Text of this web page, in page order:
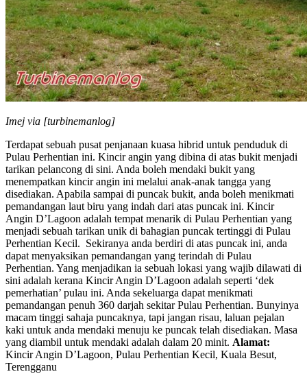
Imej via [turbinemanlog]
Terdapat sebuah pusat penjanaan kuasa hibrid untuk penduduk di
Pulau Perhentian ini. Kincir angin yang dibina di atas bukit menjadi
tarikan pelancong di sini. Anda boleh mendaki bukit yang
menempatkan kincir angin ini melalui anak-anak tangga yang
disediakan. Apabila sampai di puncak bukit, anda boleh menikmati
pemandangan laut biru yang indah dari atas puncak ini. Kincir
Angin D’Lagoon adalah tempat menarik di Pulau Perhentian yang
menjadi sebuah tarikan unik di bahagian puncak tertinggi di Pulau
Perhentian Kecil. Sekiranya anda berdiri di atas puncak ini, anda
dapat menyaksikan pemandangan yang terindah di Pulau
Perhentian. Yang menjadikan ia sebuah lokasi yang wajib dilawati di
sini adalah kerana Kincir Angin D’Lagoon adalah seperti ‘dek
pemerhatian’ pulau ini. Anda sekeluarga dapat menikmati
pemandangan penuh 360 darjah sekitar Pulau Perhentian. Bunyinya
macam tinggi sahaja puncaknya, tapi jangan risau, laluan pejalan
kaki untuk anda mendaki menuju ke puncak telah disediakan. Masa
yang diambil untuk mendaki adalah dalam 20 minit. Alamat:
Kincir Angin D’Lagoon, Pulau Perhentian Kecil, Kuala Besut,
Terengganu